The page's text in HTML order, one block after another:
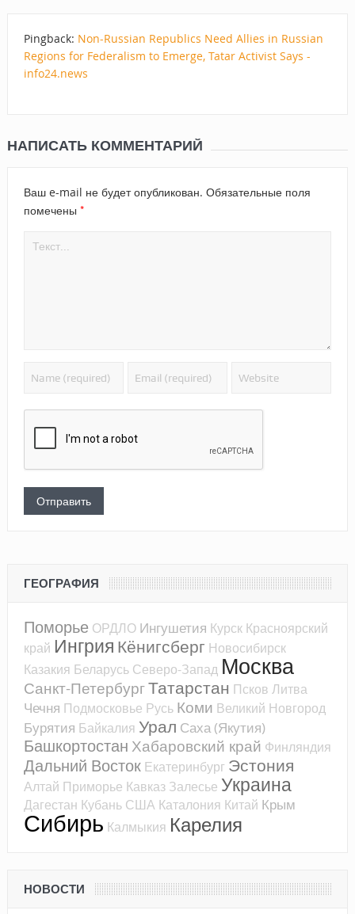
Pingback: Non-Russian Republics Need Allies in Russian
Regions for Federalism to Emerge, Tatar Activist Says -
info24.news
НАПИСАТЬ КОММЕНТАРИЙ
Ваш e-mail не будет опубликован. Обязательные поля
помечены *
ГЕОГРАФИЯ
Поморье ОРДЛО Ингушетия Курск Красноярский
край Ингрия Кёнигсберг Новосибирск
Казакия Беларусь Северо-Запад Москва
Санкт-ПетербургТатарстан Псков Литва
Чечня Подмосковье Русь Коми Великий Новгород
Бурятия Байкалия Урал Саха (Якутия)
Башкортостан Хабаровский край Финляндия
Дальний Восток Екатеринбург Эстония
Алтай Приморье Кавказ Залесье Украина
Дагестан Кубань США Каталония Китай Крым
Сибирь Калмыкия Карелия
НОВОСТИ